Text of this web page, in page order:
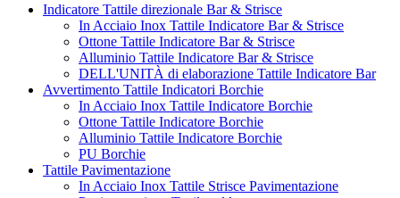
Indicatore Tattile direzionale Bar & Strisce
In Acciaio Inox Tattile Indicatore Bar & Strisce
Ottone Tattile Indicatore Bar & Strisce
Alluminio Tattile Indicatore Bar & Strisce
DELL'UNITÀ di elaborazione Tattile Indicatore Bar
Avvertimento Tattile Indicatori Borchie
In Acciaio Inox Tattile Indicatore Borchie
Ottone Tattile Indicatore Borchie
Alluminio Tattile Indicatore Borchie
PU Borchie
Tattile Pavimentazione
In Acciaio Inox Tattile Strisce Pavimentazione